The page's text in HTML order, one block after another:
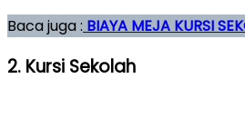
Baca juga : BIAYA MEJA KURSI
2. Kursi Sekolah